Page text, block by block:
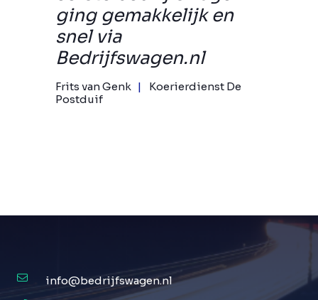
ging gemakkelijk en
snel via
Bedrijfswagen.nl
Frits van Genk
Koerierdienst De
Postduif
info@bedrijfswagen.nl